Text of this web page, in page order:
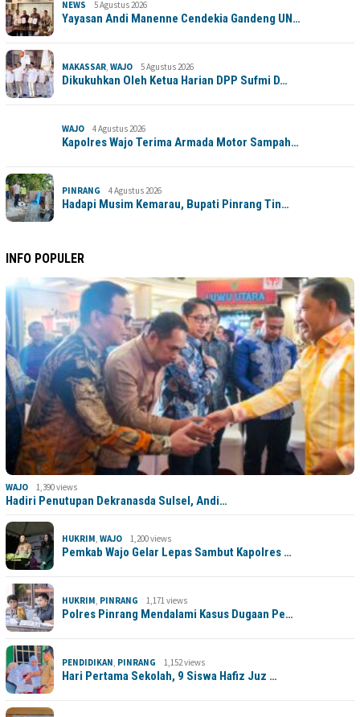
NEWS 5 Agustus 2026
Yayasan Andi Manenne Cendekia Gandeng UN…
MAKASSAR, WAJO 5 Agustus 2026
Dikukuhkan Oleh Ketua Harian DPP Sufmi D…
WAJO 4 Agustus 2026
Kapolres Wajo Terima Armada Motor Sampah…
PINRANG 4 Agustus 2026
Hadapi Musim Kemarau, Bupati Pinrang Tin…
INFO POPULER
WAJO 1,390 views
Hadiri Penutupan Dekranasda Sulsel, Andi…
HUKRIM, WAJO 1,200 views
Pemkab Wajo Gelar Lepas Sambut Kapolres …
HUKRIM, PINRANG 1,171 views
Polres Pinrang Mendalami Kasus Dugaan Pe…
PENDIDIKAN, PINRANG 1,152 views
Hari Pertama Sekolah, 9 Siswa Hafiz Juz …